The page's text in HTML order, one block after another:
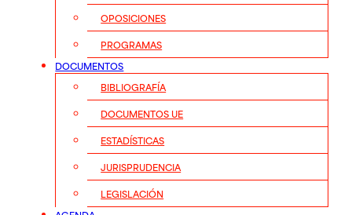
OPOSICIONES
PROGRAMAS
DOCUMENTOS
BIBLIOGRAFÍA
DOCUMENTOS UE
ESTADÍSTICAS
JURISPRUDENCIA
LEGISLACIÓN